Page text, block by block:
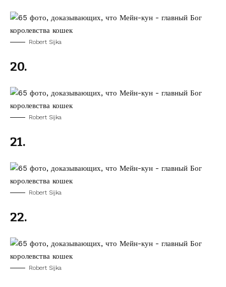
Robert Sijka
20.
Robert Sijka
21.
Robert Sijka
22.
Robert Sijka